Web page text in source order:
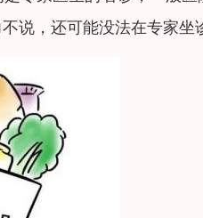
说，还可能没法在专家坐